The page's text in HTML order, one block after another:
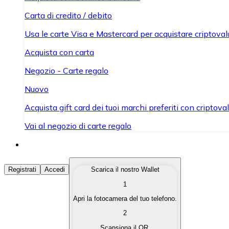
Carta di credito / debito
Usa le carte Visa e Mastercard per acquistare
Acquista con carta
Negozio - Carte regalo
Nuovo
Acquista gift card dei tuoi marchi preferiti con
Vai al negozio di carte regalo
Acquista Criptovalute
Acquista le criptovalute che ti interessano in modo
Converti le tue criptovalute in valuta fiat quando ne hai
Registrati Accedi
Scarica il nostro Wallet
1
Apri la fotocamera del tuo telefono.
2